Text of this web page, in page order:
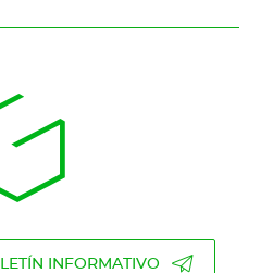
INFORMATIVO